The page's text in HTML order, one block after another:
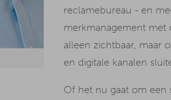
reclamebureau - en
merkmanagement met
alleen zichtbaar, maar
en digitale kanalen
Of het nu gaat om een